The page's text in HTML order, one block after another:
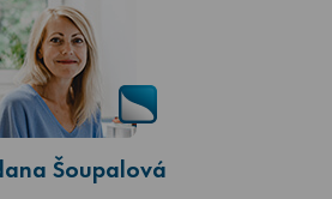
Šoupalová